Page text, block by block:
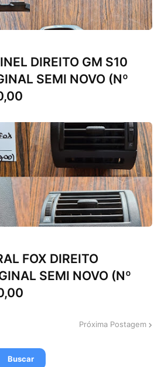
DIREITO GM S10
SEMI NOVO (Nº
FOX DIREITO
SEMI NOVO (Nº
Próxima Postagem